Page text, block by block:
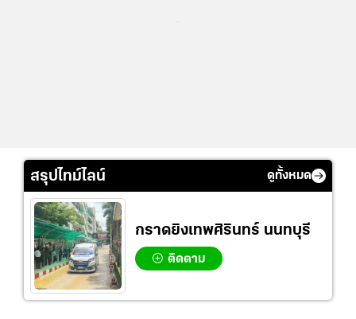
สรุปไทม์ไลน์ ดูทั้งหมด
กราดยิงเทพศิรินทร์ นนทบุรี
ติดตาม